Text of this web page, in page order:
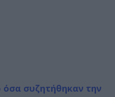
συζητήθηκαν την